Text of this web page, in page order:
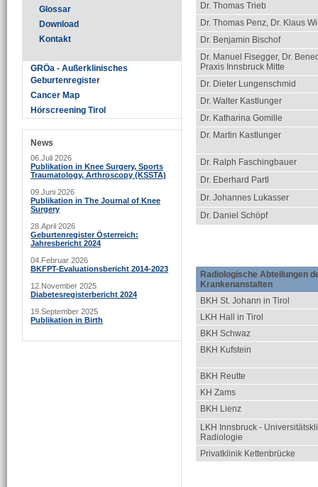
Glossar
Download
Kontakt
GRÖa - Außerklinisches
Geburtenregister
Cancer Map
Hörscreening Tirol
News
06.Juli 2026
Publikation in Knee Surgery, Sports
Traumatology, Arthroscopy (KSSTA)
09.Juni 2026
Publikation in The Journal of Knee
Surgery
28.April 2026
Geburtenregister Österreich:
Jahresbericht 2024
04.Februar 2026
BKFPT-Evaluationsbericht 2014-2023
12.November 2025
Diabetesregisterbericht 2024
19.September 2025
Publikation in Birth
Dr. Thomas Trieb
Dr. Thomas Penz, Dr. Klaus
Dr. Benjamin Bischof
Dr. Manuel Fisegger, Dr.
Praxis Innsbruck Mitte
Dr. Dieter Lungenschmid
Dr. Walter Kastlunger
Dr. Katharina Gomille
Dr. Martin Kastlunger
Dr. Ralph Faschingbauer
Dr. Eberhard Partl
Dr. Johannes Lukasser
Dr. Daniel Schöpf
Radiologische Abteilungen
Krankenanstalten
BKH St. Johann in Tirol
LKH Hall in Tirol
BKH Schwaz
BKH Kufstein
BKH Reutte
KH Zams
BKH Lienz
LKH Innsbruck -
Radiologie
Privatklinik Kettenbrücke